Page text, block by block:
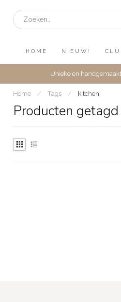
HOME NIEUW!
Unieke en
Home / Tags / kitchen
Producten